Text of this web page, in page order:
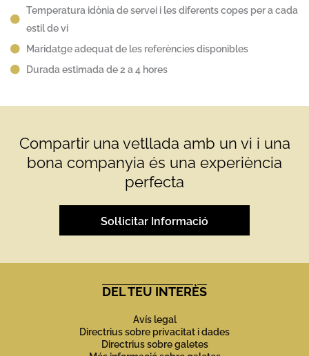
Temperatura idònia de servei i les diferents copes per a cada
estil de vi
Maridatge adequat de les referències disponibles
Durada estimada de 2 a 4 hores
Compartir una vetllada amb un vi i una
bona companyia és una experiència
perfecta
Sol·licitar Informació
DEL TEU INTERÈS
Avís legal
Directrius sobre privacitat i dades
Directrius sobre galetes